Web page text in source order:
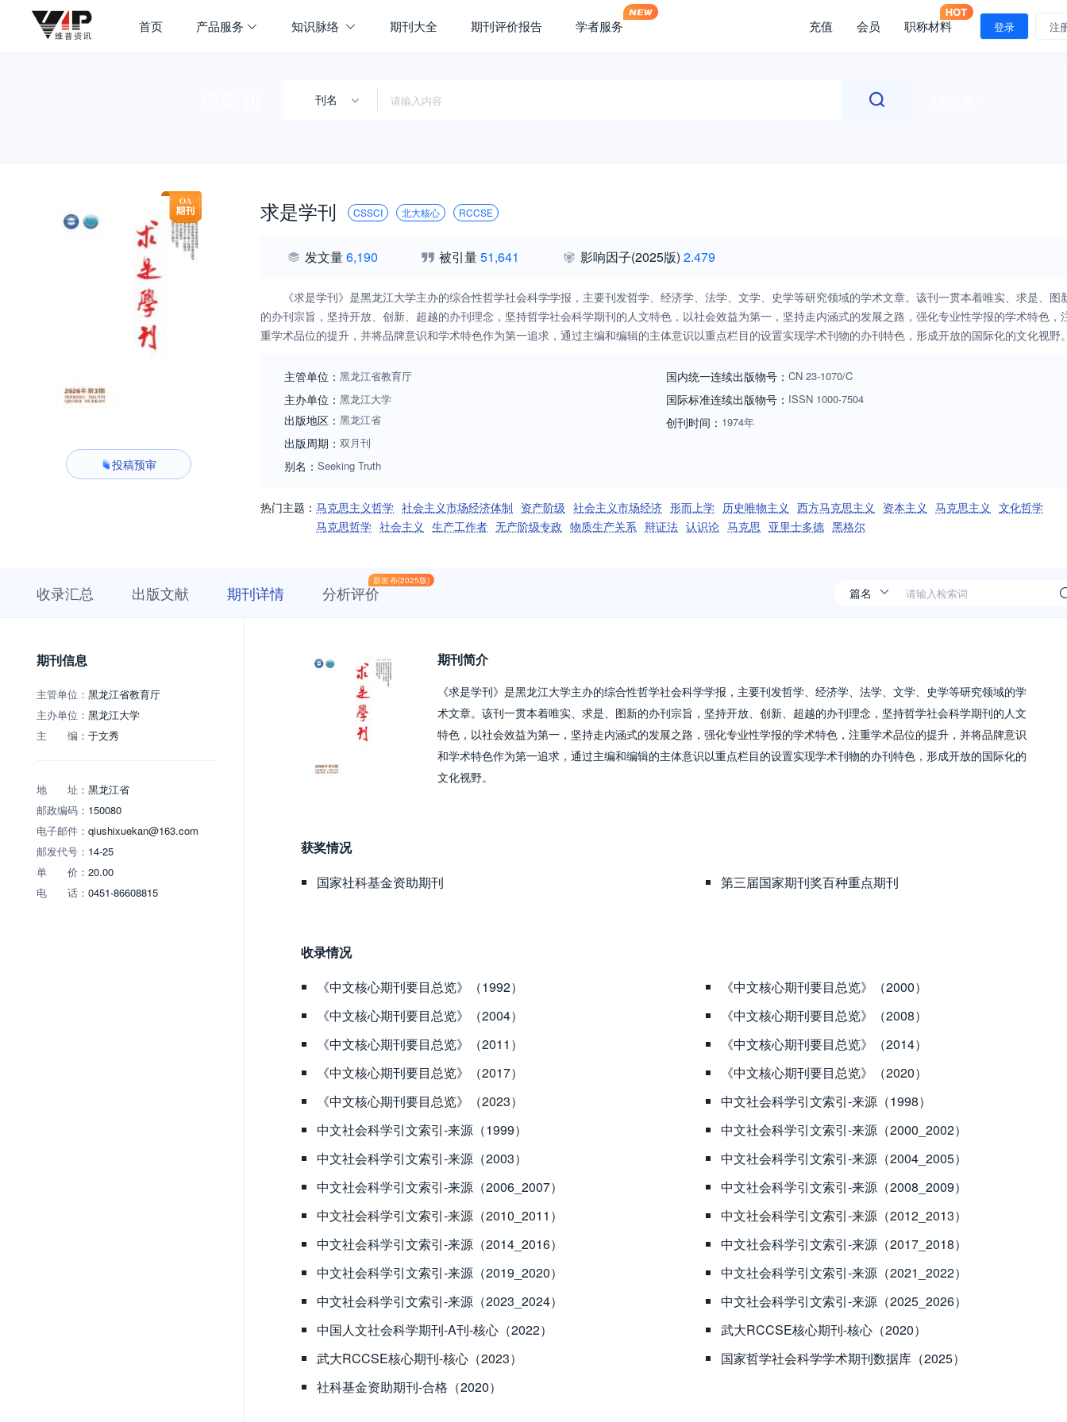
首页 产品服务 知识脉络 期刊大全 期刊评价报告 学者服务 充值 会员 职称材料 登录 注
刊名
投稿预审
求是学刊 CSSCI 北大核心 RCCSE
发文量6,190 被引量51,641 影响因子(2025版) 2.479
《求是学刊》是黑龙江大学主办的综合性哲学社会科学学报，主要刊发哲学、经济学、法学、文学、史学等研究领域的学术文章。该刊一贯本着唯实、求是、图
的办刊宗旨，坚持开放、创新、超越的办刊理念，坚持哲学社会科学期刊的人文特色，以社会效益为第一，坚持走内涵式的发展之路，强化专业性学报的学术特色，
重学术品位的提升，并将品牌意识和学术特色作为第一追求，通过主编和编辑的主体意识以重点栏目的设置实现学术刊物的办刊特色，形成开放的国际化的文化视野
主管单位： 黑龙江省教育厅
主办单位： 黑龙江大学
出版地区： 黑龙江省
出版周期： 双月刊
别名： Seeking Truth
国内统一连续出版物号： CN 23-1070/C
国际标准连续出版物号 ： ISSN 1000-7504
创刊时间： 1974年
热门主题： 马克思主义哲学 社会主义市场经济体制 资产阶级 社会主义市场经济 形而上学 历史唯物主义 西方马克思主义 资本主义 马克思主义 文化哲学
马克思哲学 社会主义 生产工作者 无产阶级专政 物质生产关系 辩证法 认识论 马克思 亚里士多德 黑格尔
收录汇总 出版文献 期刊详情
新发布(2025版)
分析评价
期刊信息
主管单位： 黑龙江省教育厅
主办单位： 黑龙江大学
主 编： 于文秀
地 址： 黑龙江省
邮政编码： 150080
电子邮件： qiushixuekan@163.com
邮发代号： 14-25
单 价： 20.00
电 话： 0451-86608815
期刊简介
《求是学刊》是黑龙江大学主办的综合性哲学社会科学学报，主要刊发哲学、经济学、法学、文学、史学等研究领域的学
术文章。该刊一贯本着唯实、求是、图新的办刊宗旨，坚持开放、创新、超越的办刊理念，坚持哲学社会科学期刊的人文
特色，以社会效益为第一，坚持走内涵式的发展之路，强化专业性学报的学术特色，注重学术品位的提升，并将品牌意识
和学术特色作为第一追求，通过主编和编辑的主体意识以重点栏目的设置实现学术刊物的办刊特色，形成开放的国际化的
文化视野。
获奖情况
国家社科基金资助期刊
第三届国家期刊奖百种重点期刊
收录情况
《中文核心期刊要目总览》（1992）
《中文核心期刊要目总览》（2000）
《中文核心期刊要目总览》（2004）
《中文核心期刊要目总览》（2008）
《中文核心期刊要目总览》（2011）
《中文核心期刊要目总览》（2014）
《中文核心期刊要目总览》（2017）
《中文核心期刊要目总览》（2020）
《中文核心期刊要目总览》（2023）
中文社会科学引文索引-来源（1998）
中文社会科学引文索引-来源（1999）
中文社会科学引文索引-来源（2000_2002）
中文社会科学引文索引-来源（2003）
中文社会科学引文索引-来源（2004_2005）
中文社会科学引文索引-来源（2006_2007）
中文社会科学引文索引-来源（2008_2009）
中文社会科学引文索引-来源（2010_2011）
中文社会科学引文索引-来源（2012_2013）
中文社会科学引文索引-来源（2014_2016）
中文社会科学引文索引-来源（2017_2018）
中文社会科学引文索引-来源（2019_2020）
中文社会科学引文索引-来源（2021_2022）
中文社会科学引文索引-来源（2023_2024）
中文社会科学引文索引-来源（2025_2026）
中国人文社会科学期刊-A刊-核心（2022）
武大RCCSE核心期刊-核心（2020）
武大RCCSE核心期刊-核心（2023）
国家哲学社会科学学术期刊数据库（2025）
社科基金资助期刊-合格（2020）